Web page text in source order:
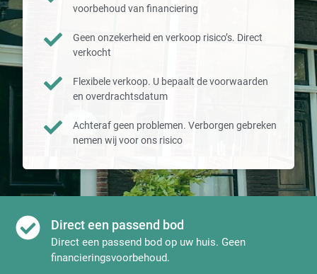
voorbehoud van financiering
Geen onzekerheid en verkoop risico’s. Direct
verkocht
Flexibele verkoop. U bepaalt de voorwaarden
en overdrachtsdatum
Achteraf geen problemen. Verborgen gebreken
nemen wij voor ons risico
Direct een passend bod
Direct een passend bod op uw huis. Geen
financieringsvoorbehoud.